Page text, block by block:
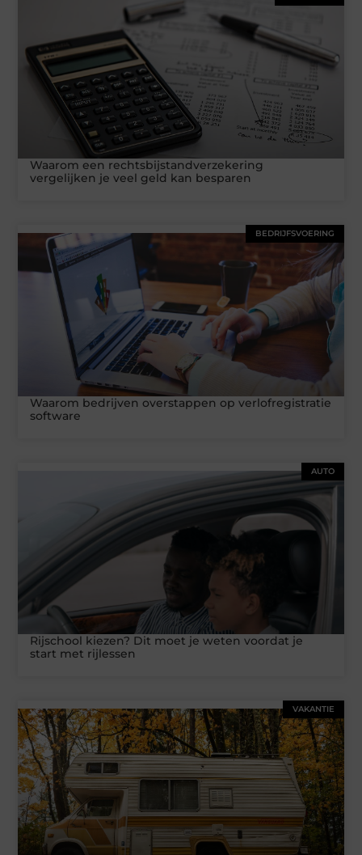
Waarom een rechtsbijstandverzekering
vergelijken je veel geld kan besparen
BEDRIJFSVOERING
Waarom bedrijven overstappen op verlofregistratie
software
AUTO
Rijschool kiezen? Dit moet je weten voordat je
start met rijlessen
VAKANTIE